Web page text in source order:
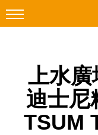
Facebook
科技焦點
網絡生活
上水
迪士尼
TSUM